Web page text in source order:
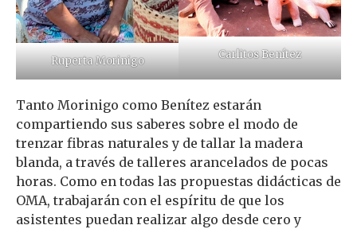
Ruperta Morinigo Carlitos Benítez
Tanto Morinigo como Benítez estarán
compartiendo sus saberes sobre el modo de
trenzar fibras naturales y de tallar la madera
blanda, a través de talleres arancelados de pocas
horas. Como en todas las propuestas didácticas de
OMA, trabajarán con el espíritu de que los
asistentes puedan realizar algo desde cero y